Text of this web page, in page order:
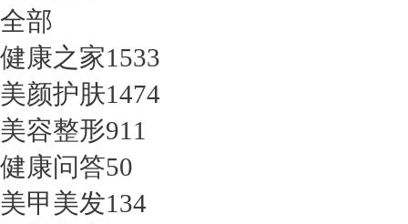
全部
健康之家1533
美颜护肤1474
美容整形911
健康问答50
美甲美发134